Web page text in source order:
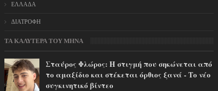
ΕΛΛΑΔΑ
ΔΙΑΤΡΟΦΗ
ΤΑ ΚΑΛΥΤΕΡΑ ΤΟΥ ΜΗΝΑ
Σταύρος Φλώρος: Η στιγμή που σηκώνεται από
το αμαξίδιο και στέκεται όρθιος ξανά - Το νέο
συγκινητικό βίντεο